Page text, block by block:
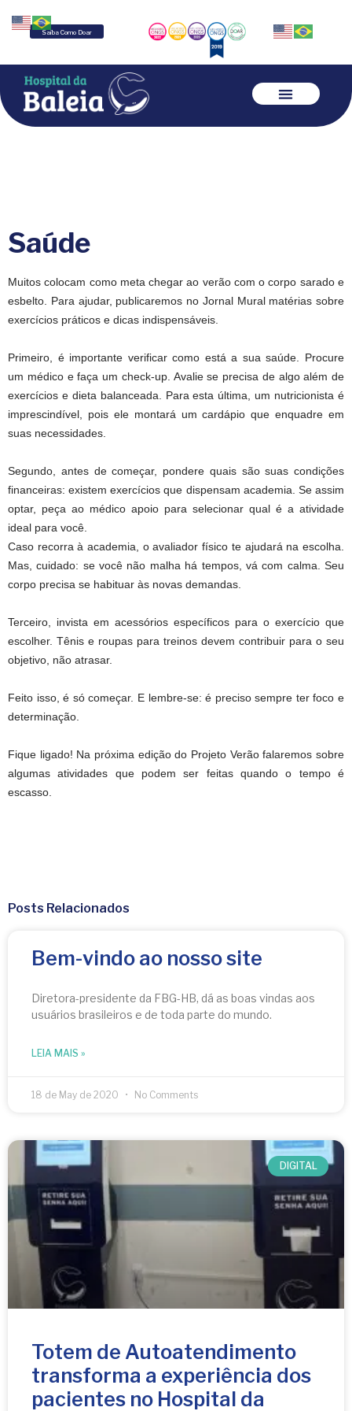
Saiba Como Doar
Saúde
Muitos colocam como meta chegar ao verão com o corpo sarado e
esbelto. Para ajudar, publicaremos no Jornal Mural matérias sobre
exercícios práticos e dicas indispensáveis.
Primeiro, é importante verificar como está a sua saúde. Procure
um médico e faça um check-up. Avalie se precisa de algo além de
exercícios e dieta balanceada. Para esta última, um nutricionista é
imprescindível, pois ele montará um cardápio que enquadre em
suas necessidades.
Segundo, antes de começar, pondere quais são suas condições
financeiras: existem exercícios que dispensam academia. Se assim
optar, peça ao médico apoio para selecionar qual é a atividade
ideal para você.
Caso recorra à academia, o avaliador físico te ajudará na escolha.
Mas, cuidado: se você não malha há tempos, vá com calma. Seu
corpo precisa se habituar às novas demandas.
Terceiro, invista em acessórios específicos para o exercício que
escolher. Tênis e roupas para treinos devem contribuir para o seu
objetivo, não atrasar.
Feito isso, é só começar. E lembre-se: é preciso sempre ter foco e
determinação.
Fique ligado! Na próxima edição do Projeto Verão falaremos sobre
algumas atividades que podem ser feitas quando o tempo é
escasso.
Posts Relacionados
Bem-vindo ao nosso site
Diretora-presidente da FBG-HB, dá as boas vindas aos
usuários brasileiros e de toda parte do mundo.
LEIA MAIS »
18 de May de 2020 No Comments
DIGITAL
Totem de Autoatendimento
transforma a experiência dos
pacientes no Hospital da